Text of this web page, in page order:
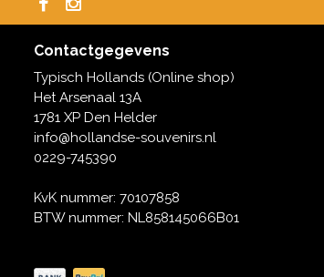
Contactgegevens
Typisch Hollands (Online shop)
Het Arsenaal 13A
1781 XP Den Helder
info@hollandse-souvenirs.nl
0229-745390
KvK nummer: 70107858
BTW nummer: NL858145066B01